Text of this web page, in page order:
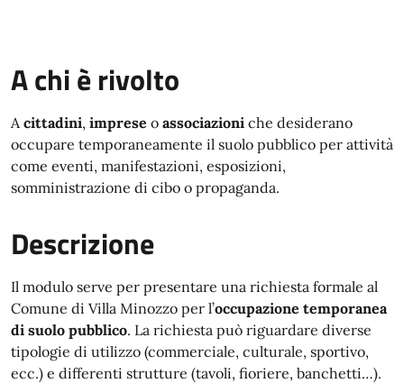
A chi è rivolto
Acittadini, imprese o associazioni che desiderano
occupare temporaneamente il suolo pubblico per attività
come eventi, manifestazioni, esposizioni,
somministrazione di cibo o propaganda.
Descrizione
Il modulo serve per presentare una richiesta formale al
Comune di Villa Minozzo per l’occupazione temporanea
di suolo pubblico. La richiesta può riguardare diverse
tipologie di utilizzo (commerciale, culturale, sportivo,
ecc.) e differenti strutture (tavoli, fioriere, banchetti…).